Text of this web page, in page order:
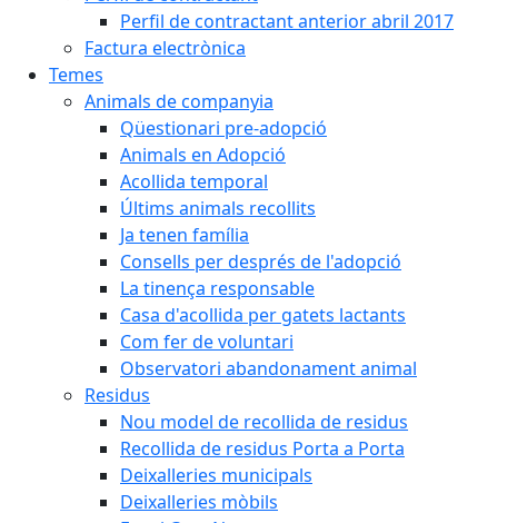
Perfil de contractant anterior abril 2017
Factura electrònica
Temes
Animals de companyia
Qüestionari pre-adopció
Animals en Adopció
Acollida temporal
Últims animals recollits
Ja tenen família
Consells per després de l'adopció
La tinença responsable
Casa d'acollida per gatets lactants
Com fer de voluntari
Observatori abandonament animal
Residus
Nou model de recollida de residus
Recollida de residus Porta a Porta
Deixalleries municipals
Deixalleries mòbils